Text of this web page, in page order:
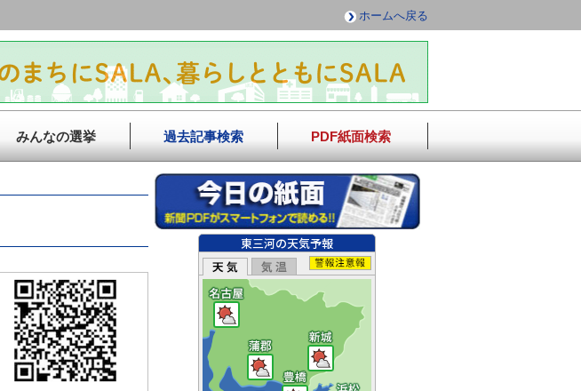
ホームへ戻る
みんなの選挙 過去記事検索 PDF紙面検索